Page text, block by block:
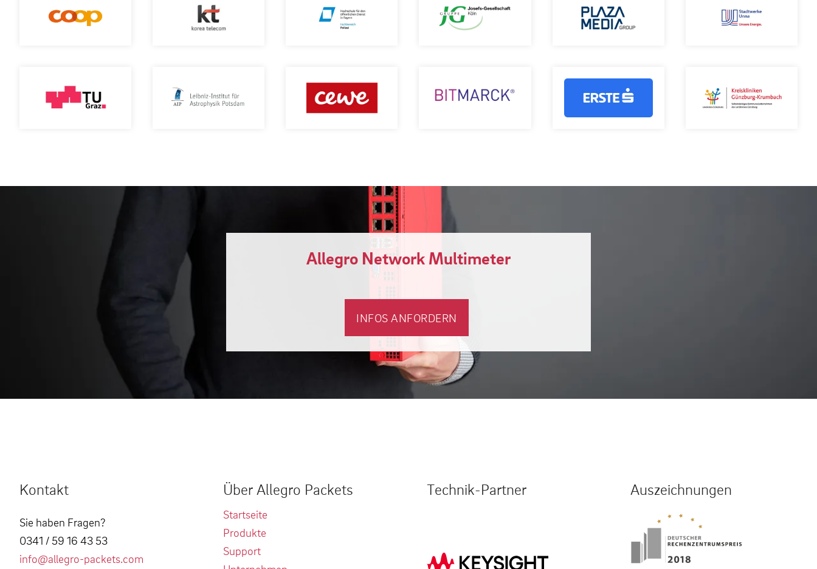
Allegro Network Multimeter
INFOS ANFORDERN
Kontakt
Sie haben Fragen?
0341 / 59 16 43 53
info@allegro-packets.com
Über Allegro Packets
Startseite
Produkte
Support
Technik-Partner Auszeichnungen